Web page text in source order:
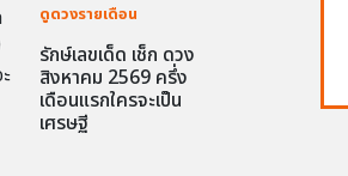
ดูดวงรายเดือน
รักษ์เลขเด็ด เช็ก ดวง
สิงหาคม 2569 ครึ่ง
เดือนแรกใครจะเป็น
เศรษฐี